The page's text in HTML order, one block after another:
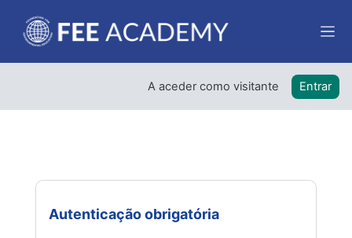
A aceder como visitante Entrar
Autenticação obrigatória